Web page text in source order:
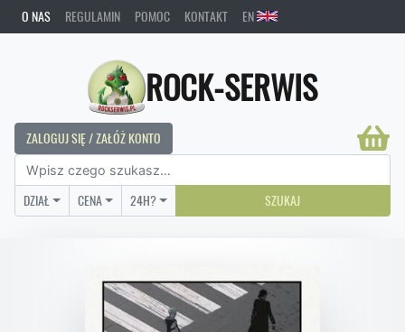
O NAS REGULAMIN POMOC KONTAKT EN
ROCK-SERWIS
ZALOGUJ SIĘ / ZAŁÓŻ KONTO
DZIAŁ CENA 24H? SZUKAJ